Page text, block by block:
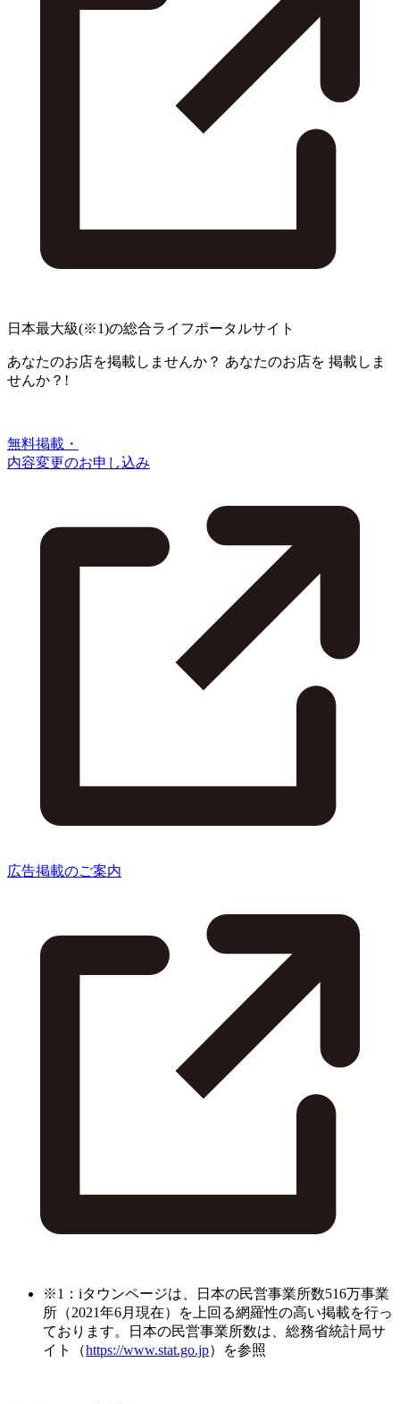
日本最大級(※1)の総合ライフポータルサイト
あなたのお店を掲載しませんか？ あなたのお店を 掲載しま
せんか？!
無料掲載・
内容変更のお申し込み
広告掲載のご案内
※1：iタウンページは、日本の民営事業所数516万事業
所（2021年6月現在）を上回る網羅性の高い掲載を行っ
ております。日本の民営事業所数は、総務省統計局サ
イト（https://www.stat.go.jp）を参照